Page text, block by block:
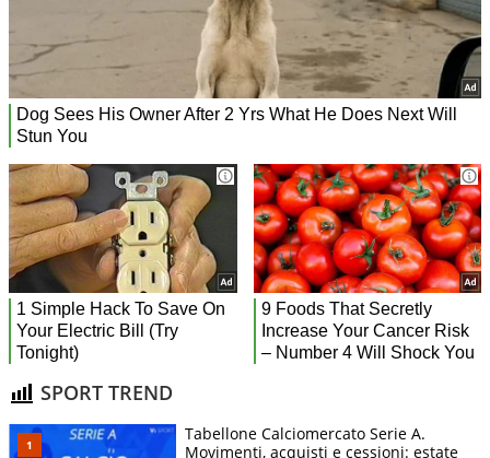
SPORT TREND
Tabellone Calciomercato Serie A.
Movimenti, acquisti e cessioni: estate